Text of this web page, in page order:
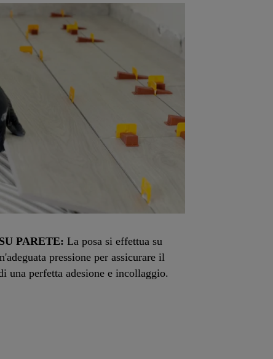
PARETE: La posa si effettua su
pressione per assicurare il
una perfetta adesione e incollaggio.